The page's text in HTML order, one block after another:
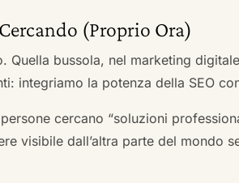
(Proprio Ora)
Quella bussola, nel marketing
integriamo la potenza della SEO
cercano “soluzioni
visibile dall’altra parte del mondo